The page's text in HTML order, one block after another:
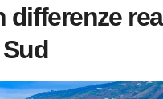
differenze